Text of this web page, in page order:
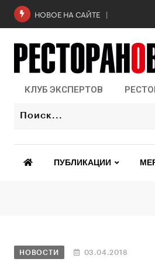
НОВОЕ НА САЙТЕ
КЛУБ ЭКСПЕРТОВ
ПУБЛИКАЦИИ
НОВОСТИ 03.04.2018